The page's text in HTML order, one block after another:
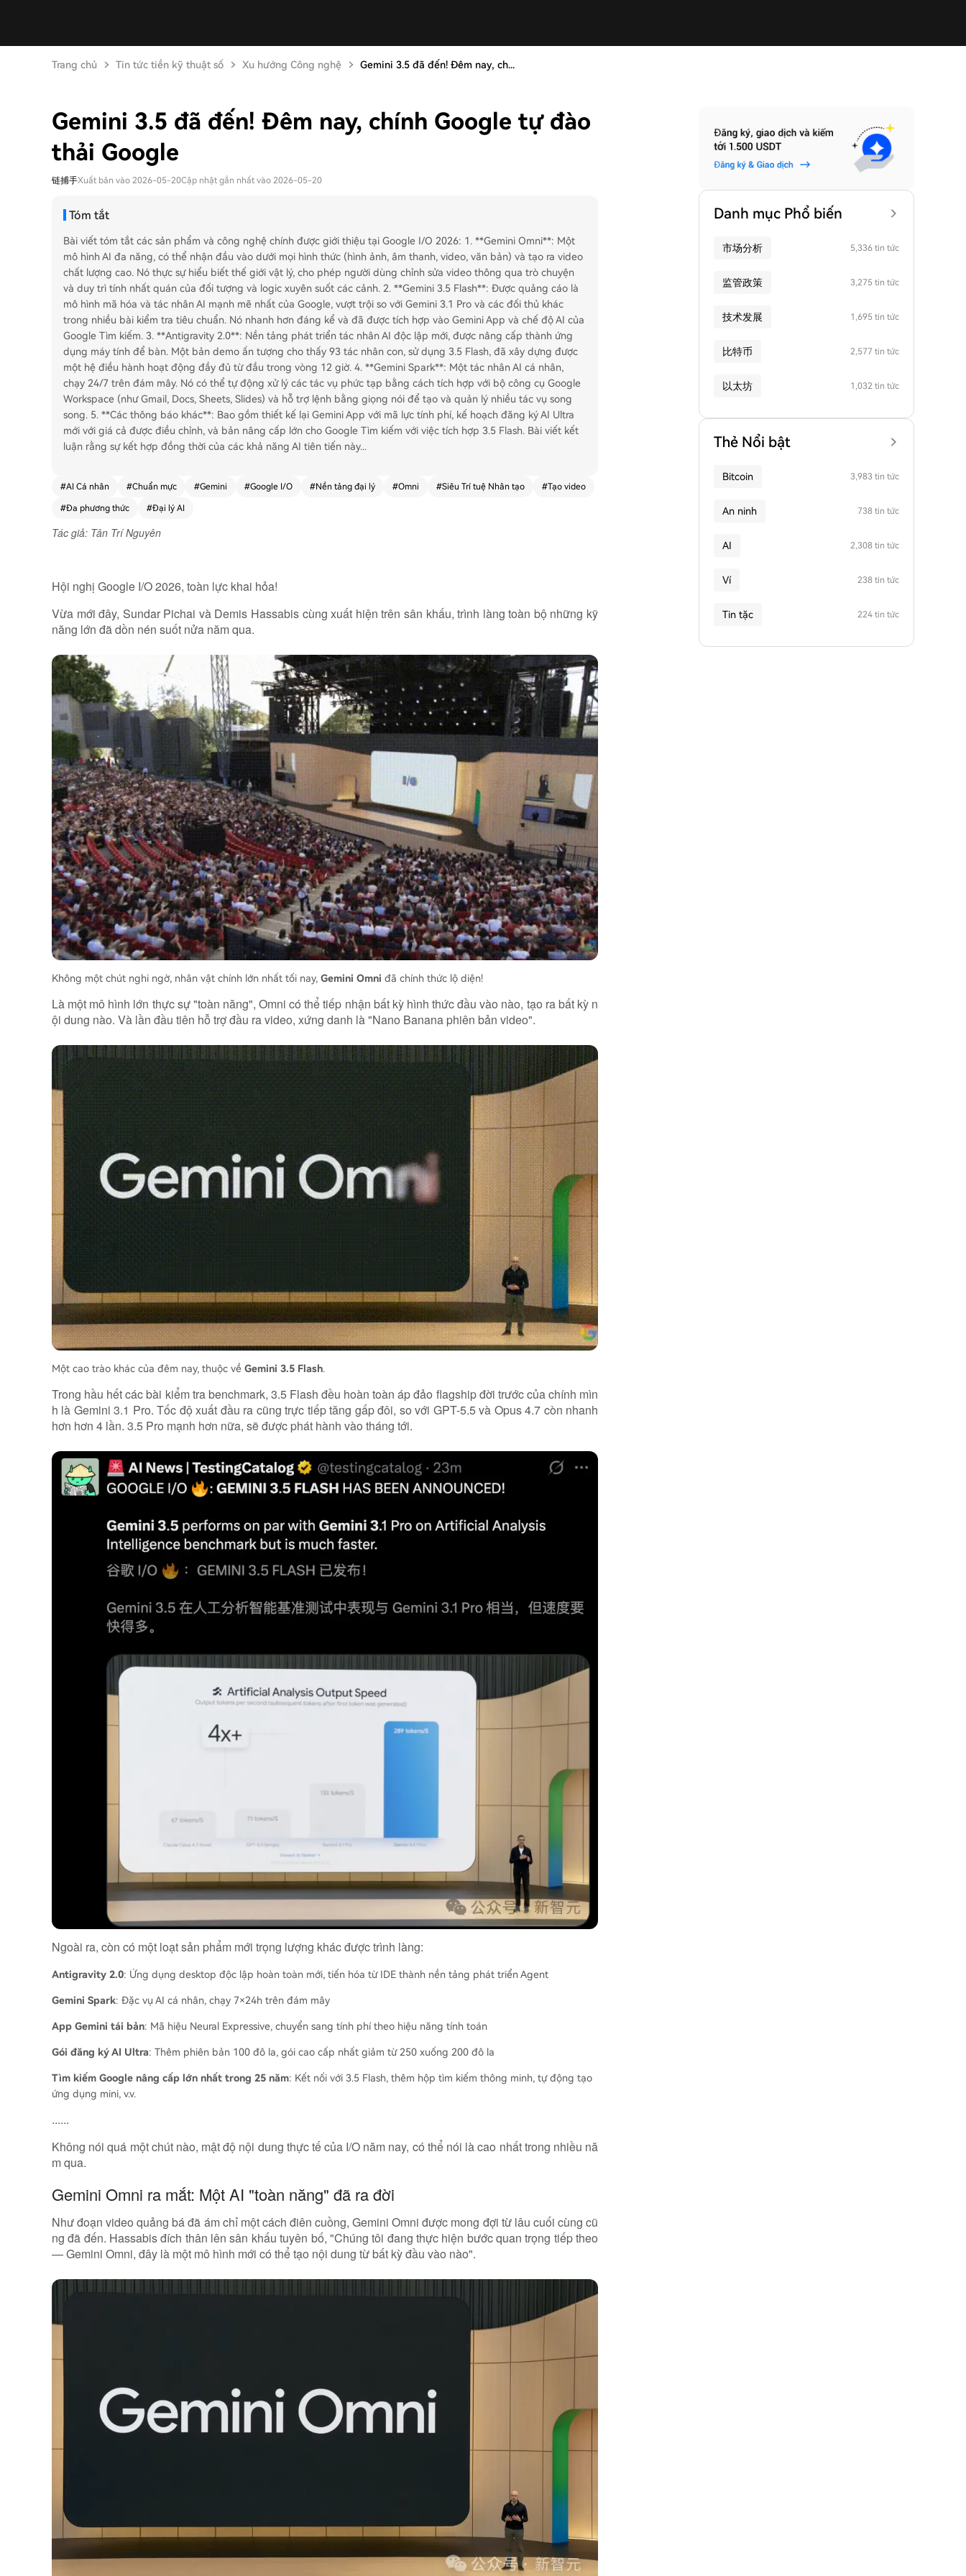
Trang chủ Tin tức tiền kỹ thuật số Xu hướng Công nghệ Gemini 3.5 đã đến! Đêm nay, ch...
Gemini 3.5 đã đến! Đêm nay, chính Google tự đào
thải Google
链捕手Xuất bản vào 2026-05-20Cập nhật gần nhất vào 2026-05-20
Tóm tắt
Bài viết tóm tắt các sản phẩm và công nghệ chính được giới thiệu tại Google I/O 2026: 1. **Gemini Omni**: Một
mô hình AI đa năng, có thể nhận đầu vào dưới mọi hình thức (hình ảnh, âm thanh, video, văn bản) và tạo ra video
chất lượng cao. Nó thực sự hiểu biết thế giới vật lý, cho phép người dùng chỉnh sửa video thông qua trò chuyện
và duy trì tính nhất quán của đối tượng và logic xuyên suốt các cảnh. 2. **Gemini 3.5 Flash**: Được quảng cáo là
mô hình mã hóa và tác nhân AI mạnh mẽ nhất của Google, vượt trội so với Gemini 3.1 Pro và các đối thủ khác
trong nhiều bài kiểm tra tiêu chuẩn. Nó nhanh hơn đáng kể và đã được tích hợp vào Gemini App và chế độ AI của
Google Tìm kiếm. 3. **Antigravity 2.0**: Nền tảng phát triển tác nhân AI độc lập mới, được nâng cấp thành ứng
dụng máy tính để bàn. Một bản demo ấn tượng cho thấy 93 tác nhân con, sử dụng 3.5 Flash, đã xây dựng được
một hệ điều hành hoạt động đầy đủ từ đầu trong vòng 12 giờ. 4. **Gemini Spark**: Một tác nhân AI cá nhân,
chạy 24/7 trên đám mây. Nó có thể tự động xử lý các tác vụ phức tạp bằng cách tích hợp với bộ công cụ Google
Workspace (như Gmail, Docs, Sheets, Slides) và hỗ trợ lệnh bằng giọng nói để tạo và quản lý nhiều tác vụ song
song. 5. **Các thông báo khác**: Bao gồm thiết kế lại Gemini App với mã lực tính phí, kế hoạch đăng ký AI Ultra
mới với giá cả được điều chỉnh, và bản nâng cấp lớn cho Google Tìm kiếm với việc tích hợp 3.5 Flash. Bài viết kết
luận rằng sự kết hợp đồng thời của các khả năng AI tiên tiến này...
#AI Cá nhân #Chuẩn mực #Gemini #Google I/O #Nền tảng đại lý #Omni #Siêu Trí tuệ Nhân tạo #Tạo video
#Đa phương thức #Đại lý AI
Tác giả: Tân Trí Nguyên
Hội nghị Google I/O 2026, toàn lực khai hỏa!
Vừa mới đây, Sundar Pichai và Demis Hassabis cùng xuất hiện trên sân khấu, trình làng toàn bộ những kỹ
năng lớn đã dồn nén suốt nửa năm qua.
Không một chút nghi ngờ, nhân vật chính lớn nhất tối nay, Gemini Omni đã chính thức lộ diện!
Là một mô hình lớn thực sự "toàn năng", Omni có thể tiếp nhận bất kỳ hình thức đầu vào nào, tạo ra bất kỳ n
ội dung nào. Và lần đầu tiên hỗ trợ đầu ra video, xứng danh là "Nano Banana phiên bản video".
Một cao trào khác của đêm nay, thuộc về Gemini 3.5 Flash.
Trong hầu hết các bài kiểm tra benchmark, 3.5 Flash đều hoàn toàn áp đảo flagship đời trước của chính mìn
h là Gemini 3.1 Pro. Tốc độ xuất đầu ra cũng trực tiếp tăng gấp đôi, so với GPT-5.5 và Opus 4.7 còn nhanh
hơn hơn 4 lần. 3.5 Pro mạnh hơn nữa, sẽ được phát hành vào tháng tới.
Ngoài ra, còn có một loạt sản phẩm mới trọng lượng khác được trình làng:
Antigravity 2.0: Ứng dụng desktop độc lập hoàn toàn mới, tiến hóa từ IDE thành nền tảng phát triển Agent
Gemini Spark: Đặc vụ AI cá nhân, chạy 7×24h trên đám mây
App Gemini tái bản: Mã hiệu Neural Expressive, chuyển sang tính phí theo hiệu năng tính toán
Gói đăng ký AI Ultra: Thêm phiên bản 100 đô la, gói cao cấp nhất giảm từ 250 xuống 200 đô la
Tìm kiếm Google nâng cấp lớn nhất trong 25 năm: Kết nối với 3.5 Flash, thêm hộp tìm kiếm thông minh, tự động tạo
ứng dụng mini, v.v.
......
Không nói quá một chút nào, mật độ nội dung thực tế của I/O năm nay, có thể nói là cao nhất trong nhiều nă
m qua.
Gemini Omni ra mắt: Một AI "toàn năng" đã ra đời
Như đoạn video quảng bá đã ám chỉ một cách điên cuồng, Gemini Omni được mong đợi từ lâu cuối cùng cũ
ng đã đến. Hassabis đích thân lên sân khấu tuyên bố, "Chúng tôi đang thực hiện bước quan trọng tiếp theo
— Gemini Omni, đây là một mô hình mới có thể tạo nội dung từ bất kỳ đầu vào nào".
Danh mục Phổ biến
市场分析 5,336 tin tức
监管政策 3,275 tin tức
技术发展 1,695 tin tức
比特币 2,577 tin tức
以太坊 1,032 tin tức
Thẻ Nổi bật
Bitcoin 3,983 tin tức
An ninh 738 tin tức
AI 2,308 tin tức
Ví 238 tin tức
Tin tặc 224 tin tức